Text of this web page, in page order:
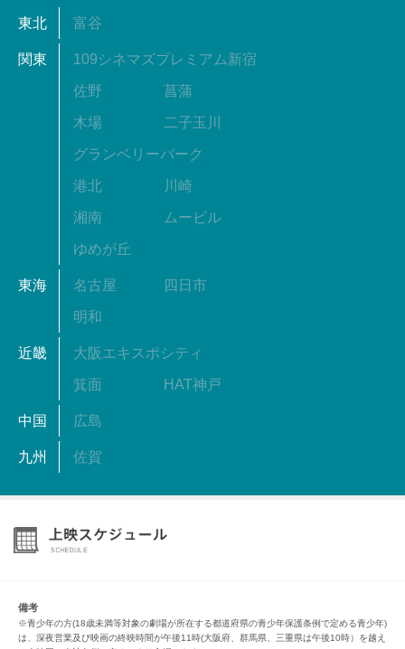
東北 富谷
関東 109シネマズプレミアム新宿
佐野 菖蒲
木場 二子玉川
グランベリーパーク
港北 川崎
湘南 ムービル
ゆめが丘
東海 名古屋 四日市
明和
近畿 大阪エキスポシティ
箕面 HAT神戸
中国 広島
九州 佐賀
備考
※青少年の方(18歳未満等対象の劇場が所在する都道府県の青少年保護条例で定める青少年)
は、深夜営業及び映画の終映時間が午後11時(大阪府、群馬県、三重県は午後10時）を越え